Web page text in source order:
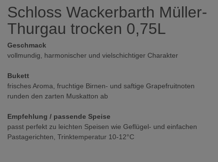
Schloss Wackerbarth Müller-
Thurgau trocken 0,75L
Geschmack
vollmundig, harmonischer und vielschichtiger Charakter
Bukett
frisches Aroma, fruchtige Birnen- und saftige Grapefruitnoten
runden den zarten Muskatton ab
Empfehlung / passende Speise
passt perfekt zu leichten Speisen wie Geflügel- und einfachen
Pastagerichten, Trinktemperatur 10-12°C